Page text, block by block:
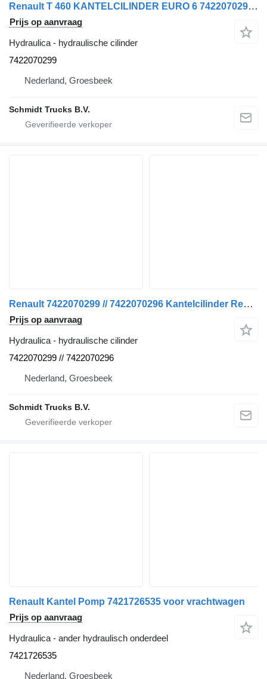
Renault T 460 KANTELCILINDER EURO 6 7422070299 hydraulische cilinder voor vrachtwagen
Prijs op aanvraag
Hydraulica - hydraulische cilinder
7422070299
Nederland, Groesbeek
Schmidt Trucks B.V.
Renault 7422070299 // 7422070296 Kantelcilinder Rechts en Links T 460 hydraulische cilinder voor vrachtwagen
Prijs op aanvraag
Hydraulica - hydraulische cilinder
7422070299 // 7422070296
Nederland, Groesbeek
Schmidt Trucks B.V.
Renault Kantel Pomp 7421726535 voor vrachtwagen
Prijs op aanvraag
Hydraulica - ander hydraulisch onderdeel
7421726535
Nederland, Groesbeek